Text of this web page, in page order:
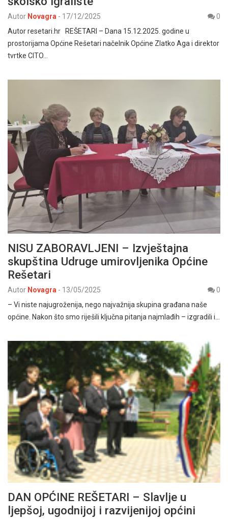
Autor Novagra - 17/12/2025
0
Autor resetari.hr REŠETARI – Dana 15.12.2025. godine u
prostorijama Općine Rešetari načelnik Općine Zlatko Aga i direktor
tvrtke CITO…
NISU ZABORAVLJENI – Izvještajna
skupština Udruge umirovljenika Općine
Rešetari
Autor Novagra - 13/05/2025
0
– Vi niste najugroženija, nego najvažnija skupina građana naše
općine. Nakon što smo riješili ključna pitanja najmlađih – izgradili i…
DAN OPĆINE REŠETARI – Slavlje u
ljepšoj, ugodnijoj i razvijenijoj općini